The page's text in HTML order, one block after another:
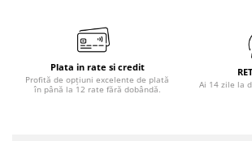
Plata in rate si credit
Profită de opțiuni excelente de plată
în până la 12 rate fără dobândă.
Ai 14 zile la